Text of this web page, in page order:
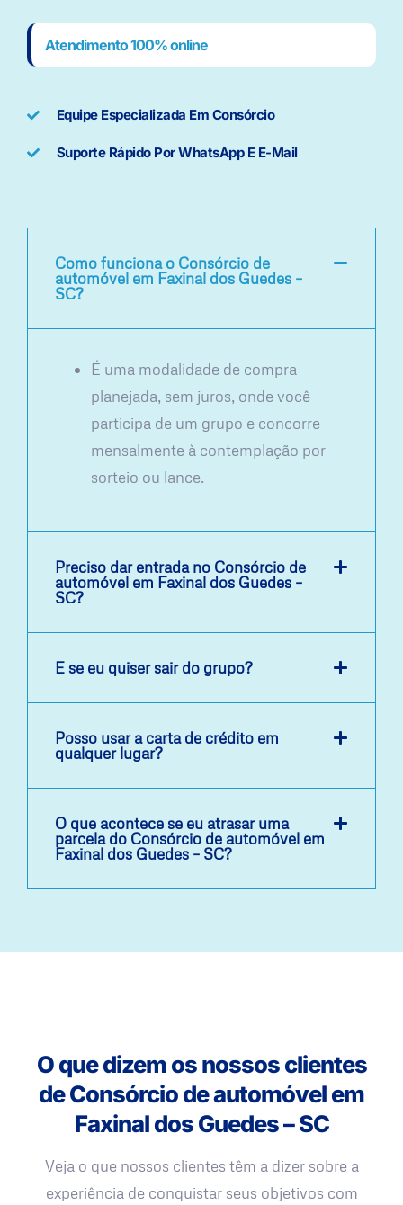
Atendimento 100% online
Equipe Especializada Em Consórcio
Suporte Rápido Por WhatsApp E E-Mail
Como funciona o Consórcio de
automóvel em Faxinal dos Guedes –
SC?
É uma modalidade de compra
planejada, sem juros, onde você
participa de um grupo e concorre
mensalmente à contemplação por
sorteio ou lance.
Preciso dar entrada no Consórcio de
automóvel em Faxinal dos Guedes –
SC?
E se eu quiser sair do grupo?
Posso usar a carta de crédito em
qualquer lugar?
O que acontece se eu atrasar uma
parcela do Consórcio de automóvel em
Faxinal dos Guedes – SC?
O que dizem os nossos clientes
de Consórcio de automóvel em
Faxinal dos Guedes – SC
Veja o que nossos clientes têm a dizer sobre a
experiência de conquistar seus objetivos com